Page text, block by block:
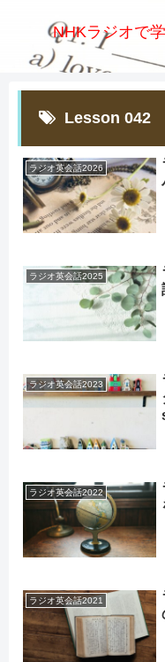
NHKラジオで
Lesson 042
ラジオ英会話2026
ラジオ英会話2025
ラジオ英会話2023
ラジオ英会話2022
ラジオ英会話2021